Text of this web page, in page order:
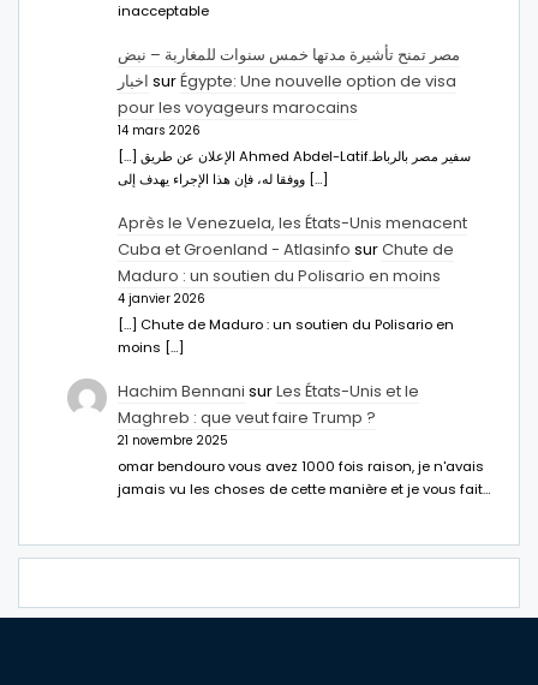
inacceptable
مصر تمنح تأشيرة مدتها خمس سنوات للمغاربة – نبض
اخبار surÉgypte: Une nouvelle option de visa
pour les voyageurs marocains
14 mars 2026
[…] الإعلان عن طريق Ahmed Abdel-Latifسفير مصر بالرباط.
ووفقا له، فإن هذا الإجراء يهدف إلى […]
Après le Venezuela, les États-Unis menacent
Cuba et Groenland - Atlasinfo surChute de
Maduro : un soutien du Polisario en moins
4 janvier 2026
[…] Chute de Maduro : un soutien du Polisario en
moins […]
Hachim Bennani surLes États-Unis et le
Maghreb : que veut faire Trump ?
21 novembre 2025
omar bendouro vous avez 1000 fois raison, je n'avais
jamais vu les choses de cette manière et je vous fait…